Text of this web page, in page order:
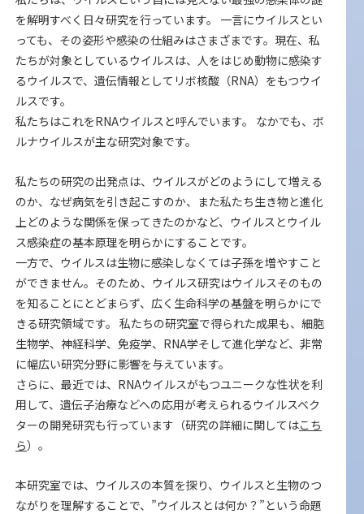
を解明すべく日々研究を行っています。 一言にウイルスとい
っても、その姿形や感染の仕組みはさまざまです。現在、私
たちが対象としているウイルスは、人をはじめ動物に感染す
るウイルスで、遺伝情報としてリボ核酸（RNA）をもつウイ
ルスです。
私たちはこれをRNAウイルスと呼んでいます。 なかでも、ボ
ルナウイルスが主な研究対象です。
私たちの研究の出発点は、ウイルスがどのようにして増える
のか、なぜ病気を引き起こすのか、また私たち生き物と進化
上どのような関係を保ってきたのかなど、ウイルスとウイル
ス感染症の基本原理を明らかにすることです。
一方で、ウイルスは生物に感染しなくては子孫を増やすこと
ができません。そのため、ウイルス研究はウイルスそのもの
を知ることにとどまらず、広く生命科学の基盤を明らかにで
きる研究領域です。 私たちの研究室で得られた成果も、細胞
生物学、神経科学、免疫学、RNA学そして進化学など、非常
に幅広い研究分野に影響を与えています。
さらに、最近では、RNAウイルスがもつユニークな性状を利
用して、遺伝子治療などへの応用が考えられるウイルスベク
ターの開発研究も行っています（研究の詳細に関してはこち
ら）。
本研究室では、ウイルスの本質を探り、ウイルスと生物のつ
ながりを理解することで、”ウイルスとは何か？”という命題